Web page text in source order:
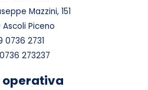
Mazzini, 151
Ascoli Piceno
0736 2731
273237
operativa